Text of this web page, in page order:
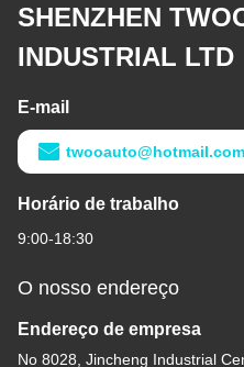
SHENZHEN
INDUSTRIAL LTD
E-mail
twooauto@hotmail.com
Horário de trabalho
9:00-18:30
O nosso endereço
Endereço de empresa
No 8028, Jincheng Industrial